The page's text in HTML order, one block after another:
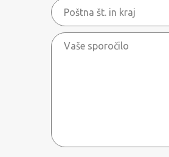
Poštna
št.
in
Vaše